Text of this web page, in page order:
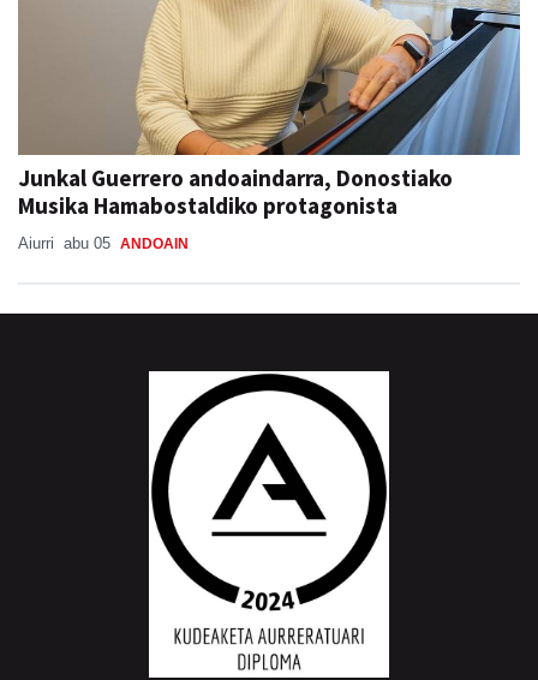
Junkal Guerrero andoaindarra, Donostiako
Musika Hamabostaldiko protagonista
Aiurri abu 05 ANDOAIN